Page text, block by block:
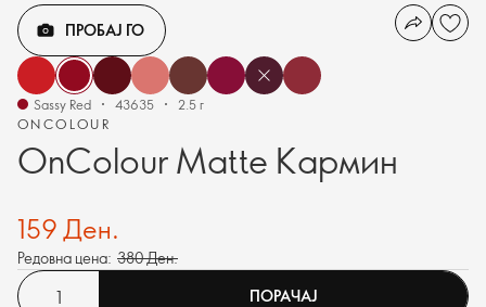
ONCOLOUR
OnColour Matte Кармин
ПРОБАЈ ГО
Sassy Red 43635 2.5 г
159 Ден.
Редовна цена: 380 Ден.
ПОРАЧАЈ